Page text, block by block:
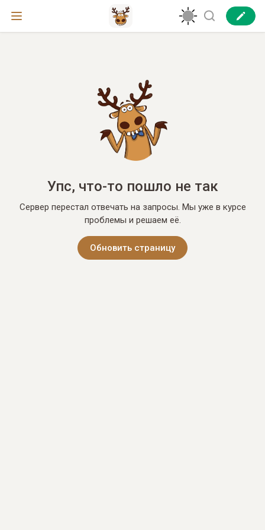
Упс, что-то пошло не так
Сервер перестал отвечать на запросы. Мы уже в курсе
проблемы и решаем её.
Обновить страницу